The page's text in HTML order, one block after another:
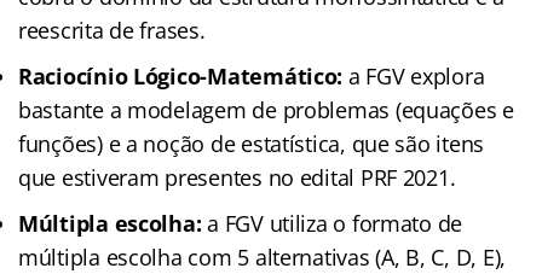
reescrita de frases.
Raciocínio Lógico-Matemático: a FGV explora
bastante a modelagem de problemas (equações e
funções) e a noção de estatística, que são itens
que estiveram presentes no edital PRF 2021.
Múltipla escolha: a FGV utiliza o formato de
múltipla escolha com 5 alternativas (A, B, C, D, E),